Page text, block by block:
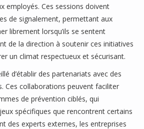
employés. Ces sessions doivent
de signalement, permettant aux
librement lorsqu’ils se sentent
de la direction à soutenir ces initiatives
un climat respectueux et sécurisant.
d’établir des partenariats avec des
Ces collaborations peuvent faciliter
de prévention ciblés, qui
spécifiques que rencontrent certains
des experts externes, les entreprises